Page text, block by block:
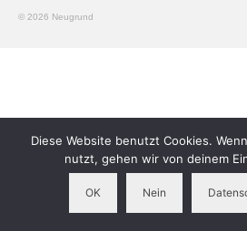
© 2026 Neugrund
Diese Website benutzt Cookies.
nutzt, gehen wir von deinem
OK Nein